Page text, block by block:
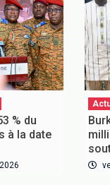
% du
à la date